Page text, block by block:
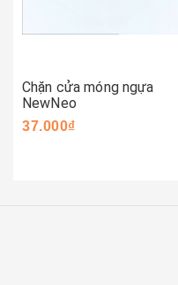
Chặn cửa móng ngựa
NewNeo
37.000₫